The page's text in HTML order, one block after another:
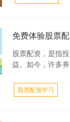
免费体验股票
股票配资，是指
益。如今，许多
股票配资学习